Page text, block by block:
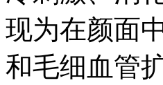
现为在颜面
和毛细血管